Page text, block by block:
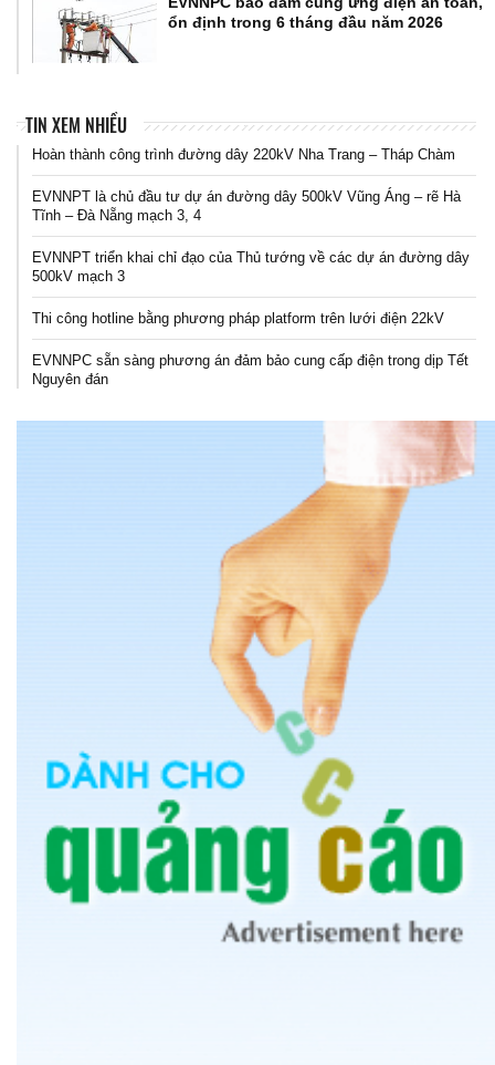
ổn định trong 6 tháng đầu năm 2026
TIN XEM NHIỀU
Hoàn thành công trình đường dây 220kV Nha Trang – Tháp Chàm
EVNNPT là chủ đầu tư dự án đường dây 500kV Vũng Áng – rẽ Hà
Tĩnh – Đà Nẵng mạch 3, 4
EVNNPT triển khai chỉ đạo của Thủ tướng về các dự án đường dây
500kV mạch 3
Thi công hotline bằng phương pháp platform trên lưới điện 22kV
EVNNPC sẵn sàng phương án đảm bảo cung cấp điện trong dịp Tết
Nguyên đán